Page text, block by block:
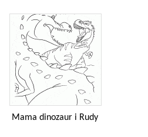
Mama dinozaur i Rudy